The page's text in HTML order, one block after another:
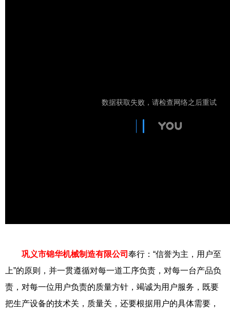
巩义市锦华机械制造有限公司 奉行：“信誉为主，用户至
上”的原则，并一贯遵循对每一道工序负责，对每一台产品负
责，对每一位用户负责的质量方针，竭诚为用户服务，既要
把生产设备的技术关，质量关，还要根据用户的具体需要，